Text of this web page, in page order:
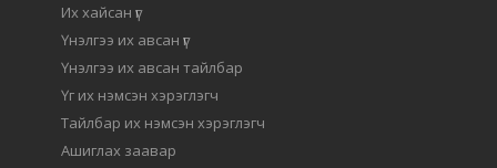
Их хайсан үг
Үнэлгээ их авсан үг
Үнэлгээ их авсан тайлбар
Үг их нэмсэн хэрэглэгч
Тайлбар их нэмсэн хэрэглэгч
Ашиглах заавар